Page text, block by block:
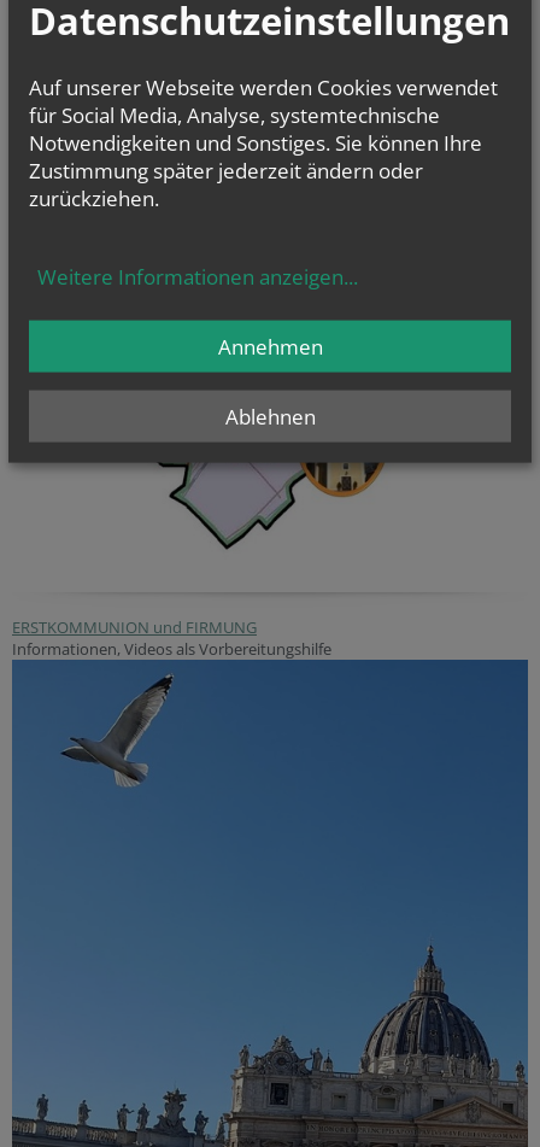
ERSTKOMMUNION und FIRMUNG
Informationen, Videos als Vorbereitungshilfe
Datenschutzeinstellungen
Auf unserer Webseite werden Cookies verwendet
für Social Media, Analyse, systemtechnische
Notwendigkeiten und Sonstiges. Sie können Ihre
Zustimmung später jederzeit ändern oder
zurückziehen.
Weitere Informationen anzeigen...
Ablehnen
Annehmen